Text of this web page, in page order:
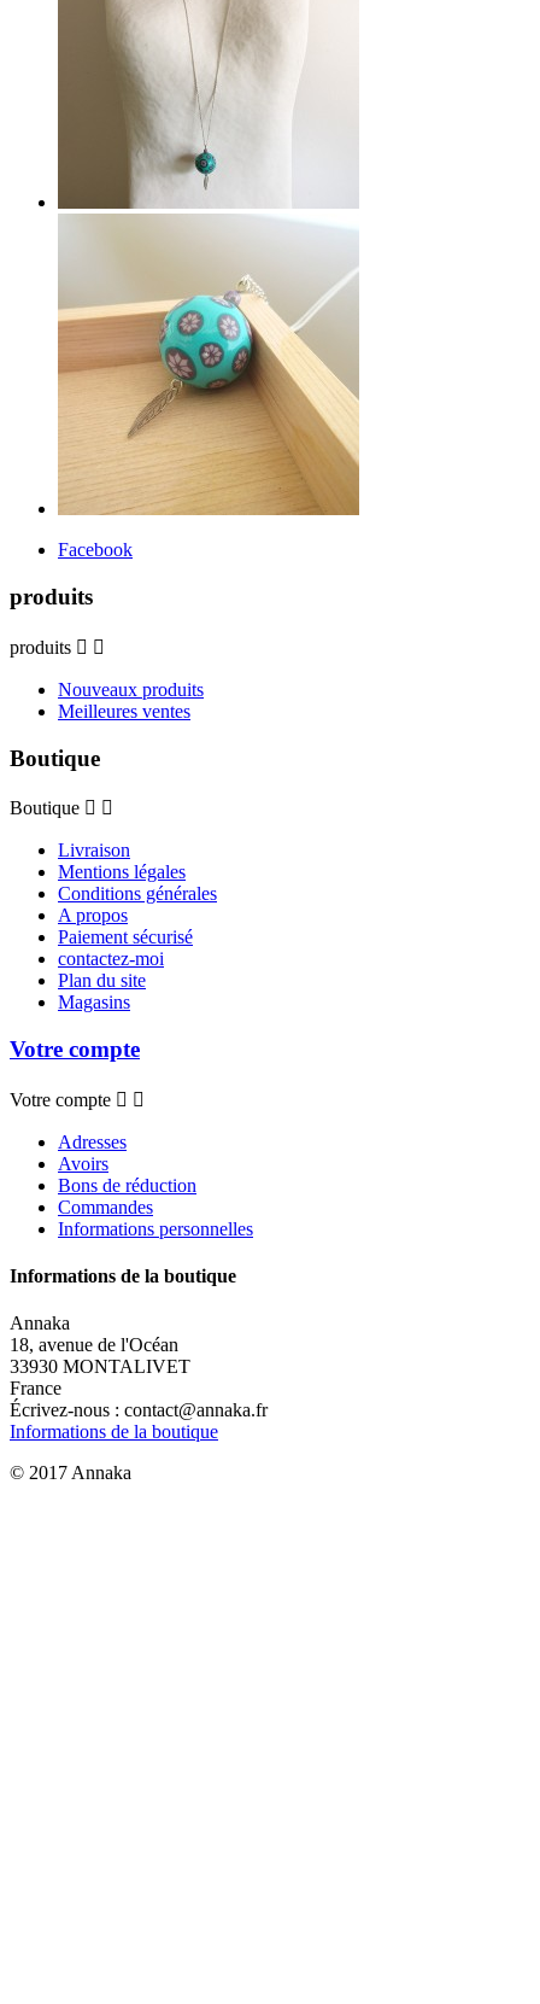
Facebook
produits
produits  
Nouveaux produits
Meilleures ventes
Boutique
Boutique  
Livraison
Mentions légales
Conditions générales
A propos
Paiement sécurisé
contactez-moi
Plan du site
Magasins
Votre compte
Votre compte  
Adresses
Avoirs
Bons de réduction
Commandes
Informations personnelles
Informations de la boutique
Annaka
18, avenue de l'Océan
33930 MONTALIVET
France
Écrivez-nous : contact@annaka.fr
Informations de la boutique
© 2017 Annaka